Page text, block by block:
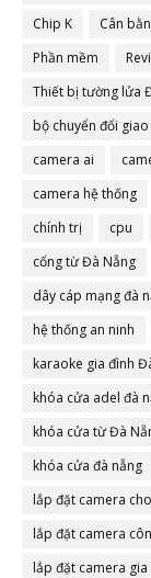
Chip K
Cân
Phần mềm
Thiết bị tường lửa
bộ chuyển đổi
camera ai
camera hệ thống
chính trị
cpu
cổng từ Đà Nẵng
dây cáp mạng đà
hệ thống an ninh
karaoke gia đình
khóa cửa adel đà
khóa cửa từ Đà
khóa cửa đà nẵng
lắp đặt camera
lắp đặt camera
lắp đặt camera